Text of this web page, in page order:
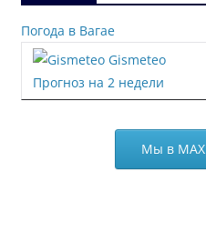
Погода в Вагае
Gismeteo
Прогноз на 2 недели
Мы в МАХ